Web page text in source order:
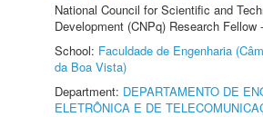
National Council for Scientific and
Development (CNPq) Research Fellow
School: Faculdade de Engenharia
da Boa Vista)
Department: DEPARTAMENTO DE
ELETRÔNICA E DE